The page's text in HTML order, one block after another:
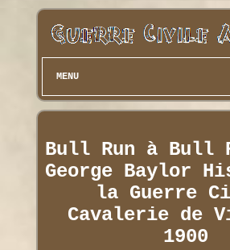
MENU
Bull Run à Bull
George Baylor
la Guerre
Cavalerie de
1900